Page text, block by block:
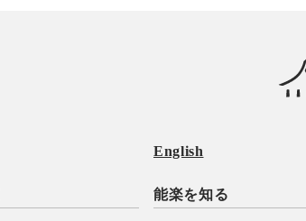
English
能楽を知る